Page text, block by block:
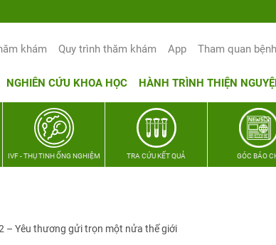
khám Quy trình thăm khám App Tham quan
NGHIÊN CỨU KHOA HỌC HÀNH TRÌNH THIỆN
IVF - THỤ TINH ỐNG NGHIỆM TRA CỨU KẾT QUẢ GÓC BÁO
– Yêu thương gửi trọn một nửa thế giới